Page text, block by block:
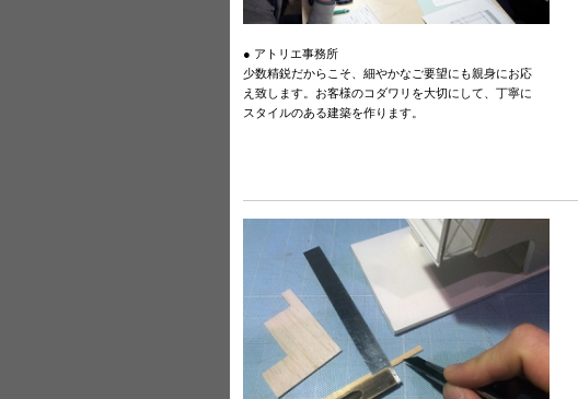
● アトリエ事務所
少数精鋭だからこそ、細やかなご要望にも親身にお応
え致します。お客様のコダワリを大切にして、丁寧に
スタイルのある建築を作ります。